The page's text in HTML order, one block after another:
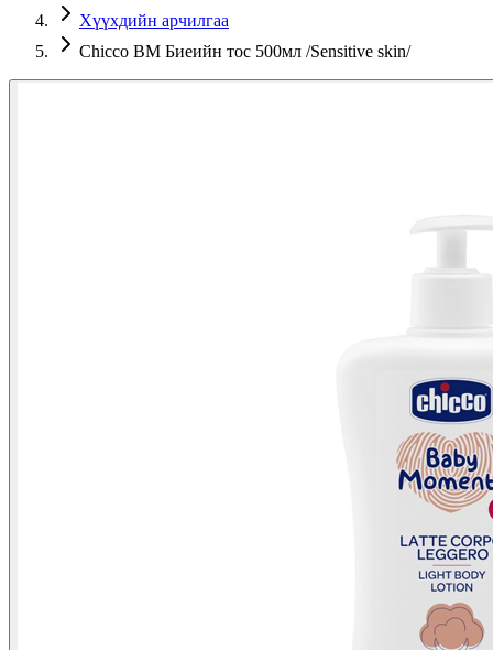
Хүүхдийн арчилгаа
Chicco BM Биеийн тос 500мл /Sensitive skin/